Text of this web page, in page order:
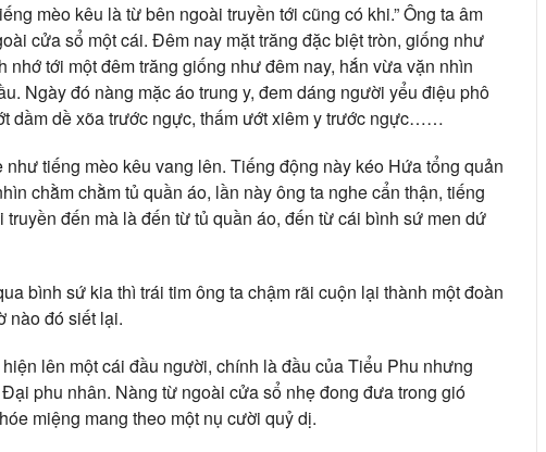
mèo kêu là từ bên ngoài truyền tới cũng có khi.” Ông ta âm
cửa sổ một cái. Đêm nay mặt trăng đặc biệt tròn, giống như
nhớ tới một đêm trăng giống như đêm nay, hắn vừa vặn nhìn
Ngày đó nàng mặc áo trung y, đem dáng người yểu điệu phô
dầm dề xõa trước ngực, thấm ướt xiêm y trước ngực……
tiếng mèo kêu vang lên. Tiếng động này kéo Hứa tổng quản
chằm chằm tủ quần áo, lần này ông ta nghe cẩn thận, tiếng
đến mà là đến từ tủ quần áo, đến từ cái bình sứ men dứ
bình sứ kia thì trái tim ông ta chậm rãi cuộn lại thành một đoàn
nào đó siết lại.
lên một cái đầu người, chính là đầu của Tiểu Phu nhưng
phu nhân. Nàng từ ngoài cửa sổ nhẹ đong đưa trong gió
miệng mang theo một nụ cười quỷ dị.